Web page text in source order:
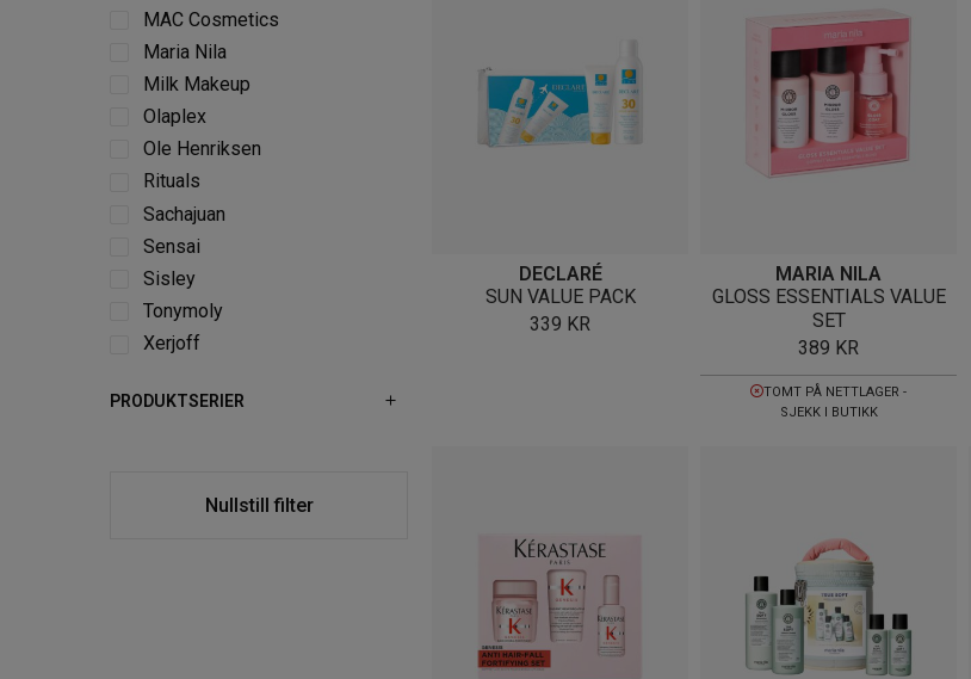
DECLARÉ
SUN VALUE PACK
339 KR
MARIA NILA
GLOSS ESSENTIALS VALUE
SET
389 KR
TOMT PÅ NETTLAGER -
SJEKK I BUTIKK
MAC Cosmetics
Maria Nila
Milk Makeup
Olaplex
Ole Henriksen
Rituals
Sachajuan
Sensai
Sisley
Tonymoly
Xerjoff
PRODUKTSERIER
Nullstill filter